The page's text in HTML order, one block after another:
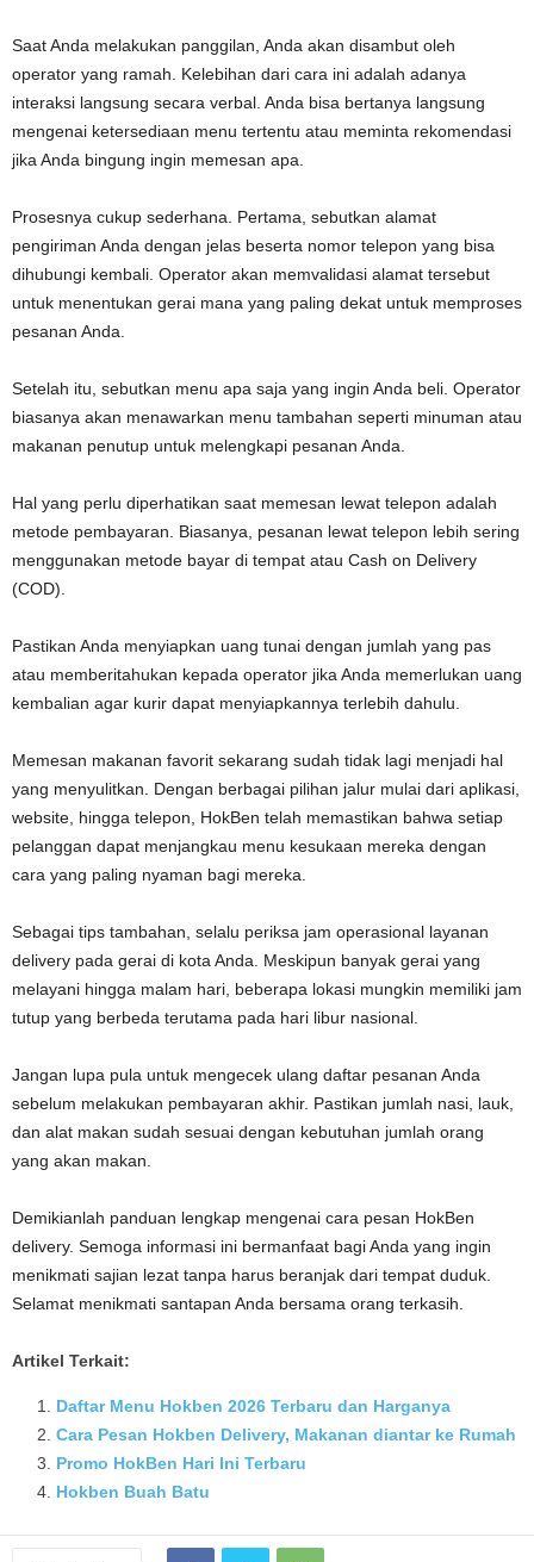
Saat Anda melakukan panggilan, Anda akan disambut oleh
operator yang ramah. Kelebihan dari cara ini adalah adanya
interaksi langsung secara verbal. Anda bisa bertanya langsung
mengenai ketersediaan menu tertentu atau meminta rekomendasi
jika Anda bingung ingin memesan apa.
Prosesnya cukup sederhana. Pertama, sebutkan alamat
pengiriman Anda dengan jelas beserta nomor telepon yang bisa
dihubungi kembali. Operator akan memvalidasi alamat tersebut
untuk menentukan gerai mana yang paling dekat untuk memproses
pesanan Anda.
Setelah itu, sebutkan menu apa saja yang ingin Anda beli. Operator
biasanya akan menawarkan menu tambahan seperti minuman atau
makanan penutup untuk melengkapi pesanan Anda.
Hal yang perlu diperhatikan saat memesan lewat telepon adalah
metode pembayaran. Biasanya, pesanan lewat telepon lebih sering
menggunakan metode bayar di tempat atau Cash on Delivery
(COD).
Pastikan Anda menyiapkan uang tunai dengan jumlah yang pas
atau memberitahukan kepada operator jika Anda memerlukan uang
kembalian agar kurir dapat menyiapkannya terlebih dahulu.
Memesan makanan favorit sekarang sudah tidak lagi menjadi hal
yang menyulitkan. Dengan berbagai pilihan jalur mulai dari aplikasi,
website, hingga telepon, HokBen telah memastikan bahwa setiap
pelanggan dapat menjangkau menu kesukaan mereka dengan
cara yang paling nyaman bagi mereka.
Sebagai tips tambahan, selalu periksa jam operasional layanan
delivery pada gerai di kota Anda. Meskipun banyak gerai yang
melayani hingga malam hari, beberapa lokasi mungkin memiliki jam
tutup yang berbeda terutama pada hari libur nasional.
Jangan lupa pula untuk mengecek ulang daftar pesanan Anda
sebelum melakukan pembayaran akhir. Pastikan jumlah nasi, lauk,
dan alat makan sudah sesuai dengan kebutuhan jumlah orang
yang akan makan.
Demikianlah panduan lengkap mengenai cara pesan HokBen
delivery. Semoga informasi ini bermanfaat bagi Anda yang ingin
menikmati sajian lezat tanpa harus beranjak dari tempat duduk.
Selamat menikmati santapan Anda bersama orang terkasih.
Artikel Terkait:
Daftar Menu Hokben 2026 Terbaru dan Harganya
Cara Pesan Hokben Delivery, Makanan diantar ke Rumah
Promo HokBen Hari Ini Terbaru
Hokben Buah Batu